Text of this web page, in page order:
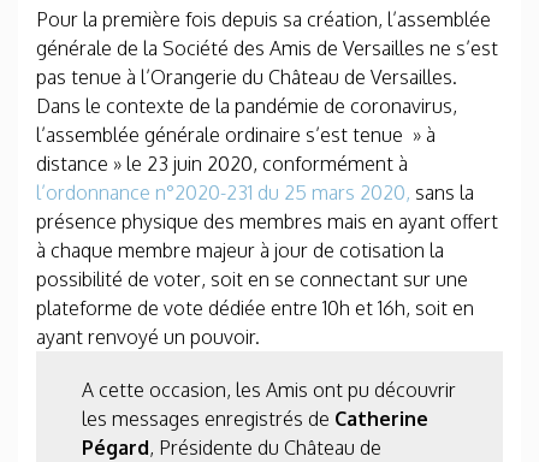
Pour la première fois depuis sa création, l’assemblée
générale de la Société des Amis de Versailles ne s’est
pas tenue à l’Orangerie du Château de Versailles.
Dans le contexte de la pandémie de coronavirus,
l’assemblée générale ordinaire s’est tenue » à
distance » le 23 juin 2020, conformément à
l’ordonnance n°2020-231 du 25 mars 2020, sans la
présence physique des membres mais en ayant offert
à chaque membre majeur à jour de cotisation la
possibilité de voter, soit en se connectant sur une
plateforme de vote dédiée entre 10h et 16h, soit en
ayant renvoyé un pouvoir.
A cette occasion, les Amis ont pu découvrir
les messages enregistrés de Catherine
Pégard, Présidente du Château de